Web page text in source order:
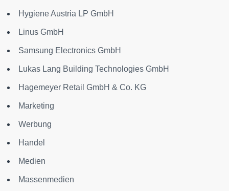
Hygiene Austria LP GmbH
Linus GmbH
Samsung Electronics GmbH
Lukas Lang Building Technologies GmbH
Hagemeyer Retail GmbH & Co. KG
Marketing
Werbung
Handel
Medien
Massenmedien